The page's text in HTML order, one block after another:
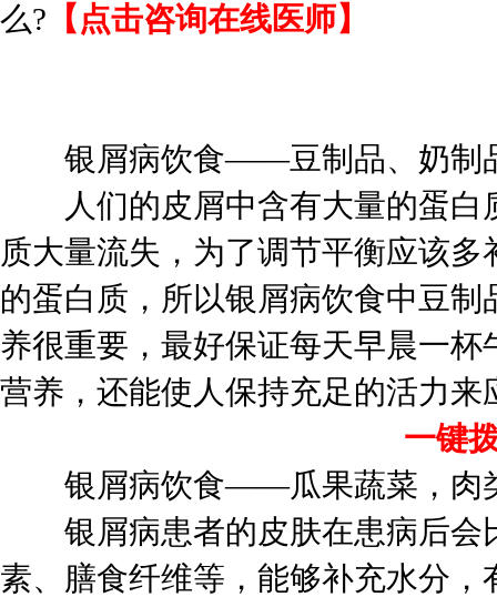
么? 【点击咨询在线医师】
银屑病饮食——豆制品、奶制
人们的皮屑中含有大量的蛋白
质大量流失，为了调节平衡应该
的蛋白质，所以银屑病饮食中豆
养很重要，最好保证每天早晨一
营养，还能使人保持充足的活力来
一键
银屑病饮食——瓜果蔬菜，肉
银屑病患者的皮肤在患病后会
素、膳食纤维等，能够补充水分